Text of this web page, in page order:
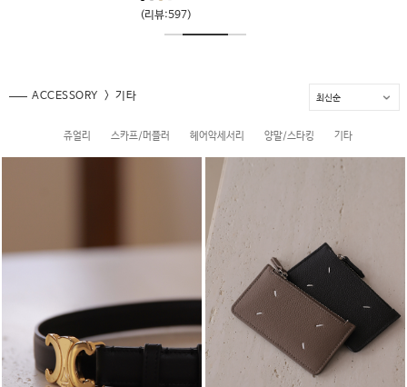
(리뷰:597)
ACCESSORY 기타
쥬얼리 스카프/머플러 헤어악세서리 양말/스타킹 기타